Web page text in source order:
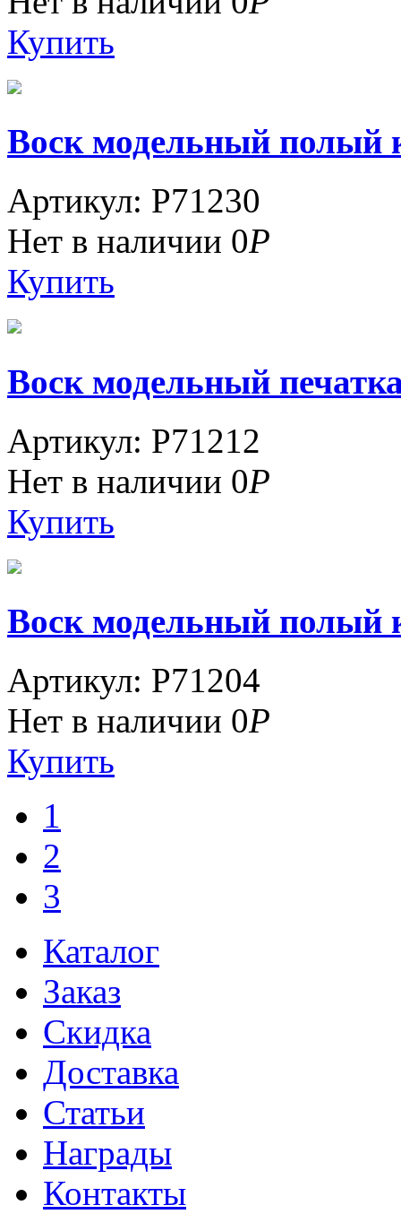
Купить
Воск модельный полый
Артикул: P71230
Нет в наличии 0Р
Купить
Воск модельный
Артикул: P71212
Нет в наличии 0Р
Купить
Воск модельный полый
Артикул: P71204
Нет в наличии 0Р
Купить
1
2
3
Каталог
Заказ
Скидка
Доставка
Статьи
Награды
Контакты